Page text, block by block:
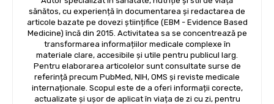
sănătos, cu experiență în documentarea și redactarea de
articole bazate pe dovezi științifice (EBM - Evidence Based
Medicine) încă din 2015. Activitatea sa se concentrează pe
transformarea informațiilor medicale complexe în
materiale clare, accesibile și utile pentru publicul larg.
Pentru elaborarea articolelor sunt consultate surse de
referință precum PubMed, NIH, OMS și reviste medicale
internaționale. Scopul este de a oferi informații corecte,
actualizate și ușor de aplicat în viața de zi cu zi, pentru